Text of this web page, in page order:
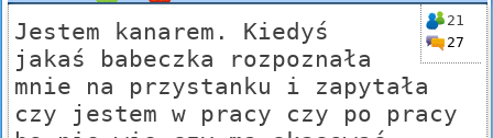
21
27
Jestem kanarem. Kiedyś
jakaś babeczka rozpoznała
mnie na przystanku i zapytała
czy jestem w pracy czy po pracy